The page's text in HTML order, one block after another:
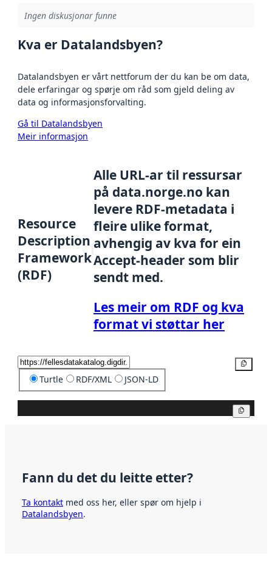
Ingen diskusjonar funne
Kva er Datalandsbyen?
Datalandsbyen er vårt nettforum der du kan be om data,
dele erfaringar og spørje om råd som gjeld deling av
data og informasjonsforvalting.
Gå til Datalandsbyen
Meir informasjon
Resource
Description
Framework
(RDF)
Alle URL-ar til ressursar
på data.norge.no kan
levere RDF-metadata i
fleire ulike format,
avhengig av kva for ein
Accept-header som blir
sendt med.
Les meir om RDF og kva
format vi støttar her
Turtle RDF/XML JSON-LD
Fann du det du leitte etter?
Ta kontakt med oss her, eller spør om hjelp i
Datalandsbyen.